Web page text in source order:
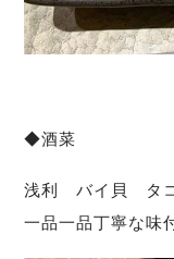
◆酒菜
浅利 バイ貝 タ
一品一品丁寧な味